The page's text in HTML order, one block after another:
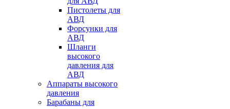
Пистолеты для
АВД
Форсунки для
АВД
Шланги
высокого
давления для
АВД
Аппараты высокого
давления
Барабаны для